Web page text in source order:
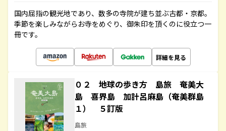
国内屈指の観光地であり、数多の寺院が建ち並ぶ古都・京都。
季節を楽しみながらお寺をめぐり、御朱印を頂くのに役立つ一
冊です。
詳細を見る
０２ 地球の歩き方 島旅 奄美大
島 喜界島 加計呂麻島（奄美群島
１） ５訂版
島旅